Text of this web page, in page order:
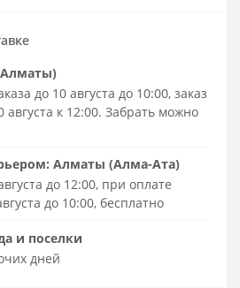
до 10 августа до 10:00, заказ
августа к 12:00. Забрать можно
: Алматы (Алма-Ата)
до 12:00, при оплате
до 10:00, бесплатно
и поселки
дней